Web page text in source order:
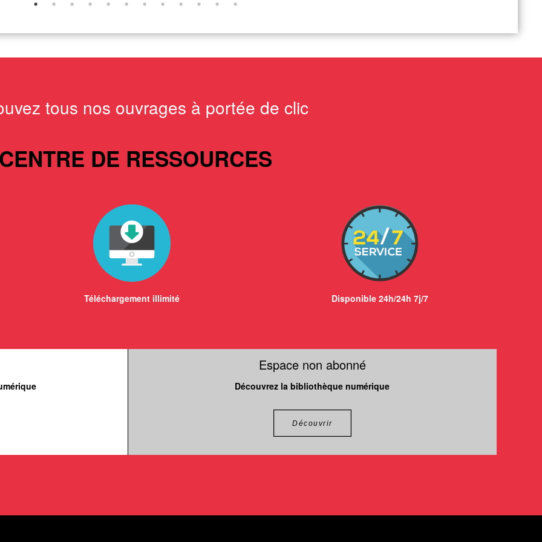
tous nos ouvrages à portée de clic
DE RESSOURCES
Téléchargement illimité Disponible 24h/24h 7j/7
Espace non abonné
Découvrez la bibliothèque numérique
Découvrir